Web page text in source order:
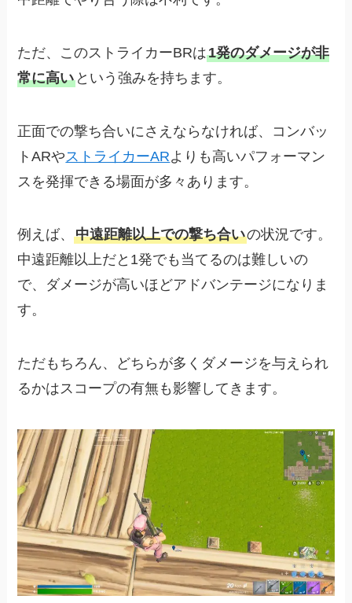
ただ、このストライカーBRは1発のダメージが非
常に高い という強みを持ちます。
正面での撃ち合いにさえならなければ、コンバッ
トARや ストライカーARよりも高いパフォーマン
スを発揮できる場面が多々あります。
例えば、中遠距離以上での撃ち合いの状況です。
中遠距離以上だと1発でも当てるのは難しいの
で、ダメージが高いほどアドバンテージになりま
す。
ただもちろん、どちらが多くダメージを与えられ
るかはスコープの有無も影響してきます。